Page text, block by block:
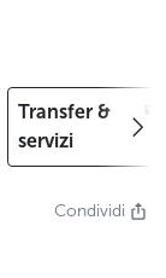
Transfer &
servizi
Condividi